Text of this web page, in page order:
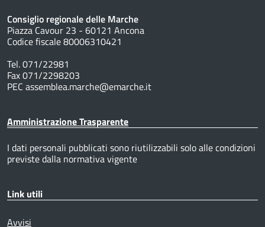
Consiglio regionale delle Marche
Piazza Cavour 23 - 60121 Ancona
Codice fiscale 80006310421
Tel. 071/22981
Fax 071/2298203
PEC assemblea.marche@emarche.it
Amministrazione Trasparente
I dati personali pubblicati sono riutilizzabili solo alle condizioni
previste dalla normativa vigente
Link utili
Avvisi